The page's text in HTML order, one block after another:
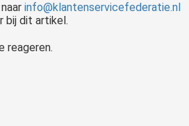
info@klantenservicefederatie.nl
bij dit artikel.
reageren.